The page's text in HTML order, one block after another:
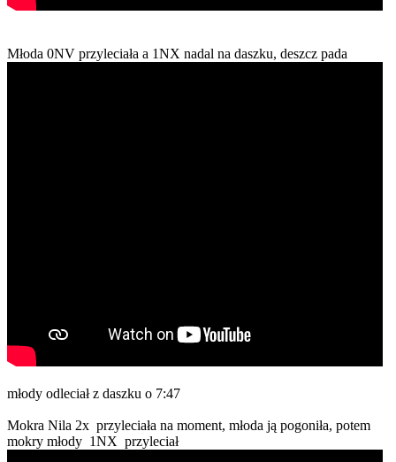
Młoda 0NV przyleciała a 1NX nadal na daszku, deszcz pada
młody odleciał z daszku o 7:47
Mokra Nila 2x przyleciała na moment, młoda ją pogoniła, potem
mokry młody 1NX przyleciał